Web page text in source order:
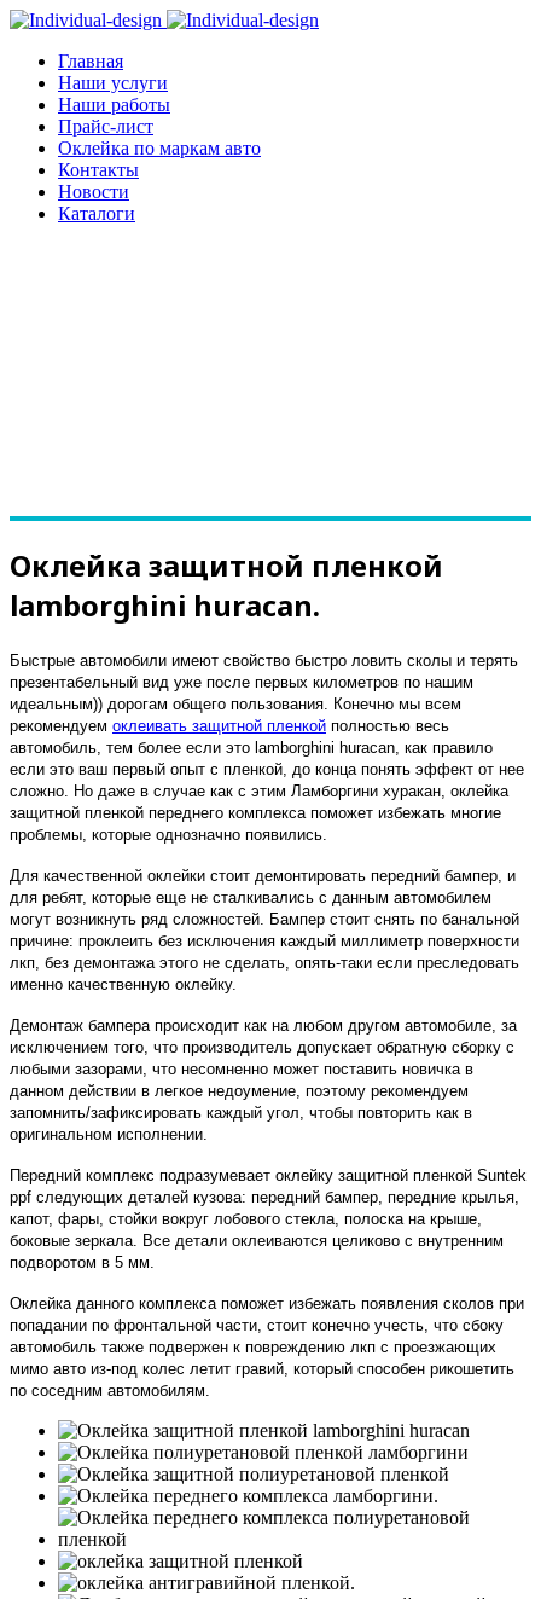
Главная
Наши услуги
Наши работы
Прайс-лист
Оклейка по маркам авто
Контакты
Новости
Каталоги
Оклейка защитной пленкой
lamborghini huracan.
Быстрые автомобили имеют свойство быстро ловить сколы и терять
презентабельный вид уже после первых километров по нашим
идеальным)) дорогам общего пользования. Конечно мы всем
рекомендуем оклеивать защитной пленкой полностью весь
автомобиль, тем более если это lamborghini huracan, как правило
если это ваш первый опыт с пленкой, до конца понять эффект от нее
сложно. Но даже в случае как с этим Ламборгини хуракан, оклейка
защитной пленкой переднего комплекса поможет избежать многие
проблемы, которые однозначно появились.
Для качественной оклейки стоит демонтировать передний бампер, и
для ребят, которые еще не сталкивались с данным автомобилем
могут возникнуть ряд сложностей. Бампер стоит снять по банальной
причине: проклеить без исключения каждый миллиметр поверхности
лкп, без демонтажа этого не сделать, опять-таки если преследовать
именно качественную оклейку.
Демонтаж бампера происходит как на любом другом автомобиле, за
исключением того, что производитель допускает обратную сборку с
любыми зазорами, что несомненно может поставить новичка в
данном действии в легкое недоумение, поэтому рекомендуем
запомнить/зафиксировать каждый угол, чтобы повторить как в
оригинальном исполнении.
Передний комплекс подразумевает оклейку защитной пленкой Suntek
ppf следующих деталей кузова: передний бампер, передние крылья,
капот, фары, стойки вокруг лобового стекла, полоска на крыше,
боковые зеркала. Все детали оклеиваются целиково с внутренним
подворотом в 5 мм.
Оклейка данного комплекса поможет избежать появления сколов при
попадании по фронтальной части, стоит конечно учесть, что сбоку
автомобиль также подвержен к повреждению лкп с проезжающих
мимо авто из-под колес летит гравий, который способен рикошетить
по соседним автомобилям.